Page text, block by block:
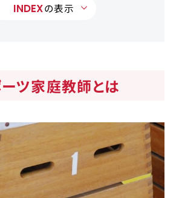
っこ
格
ーツ家庭教師についてよくある
INDEXの表示
ツ家庭教師とは